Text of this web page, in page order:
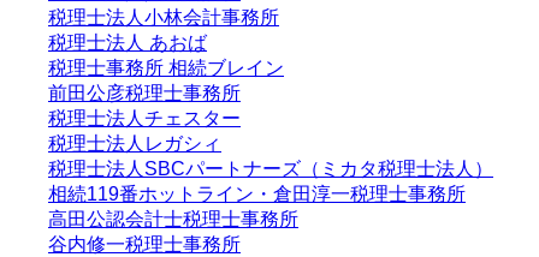
税理士法人小林会計事務所
税理士法人 あおば
税理士事務所 相続ブレイン
前田公彦税理士事務所
税理士法人チェスター
税理士法人レガシィ
税理士法人SBCパートナーズ（ミカタ税理士法人）
相続119番ホットライン・倉田淳一税理士事務所
高田公認会計士税理士事務所
谷内修一税理士事務所